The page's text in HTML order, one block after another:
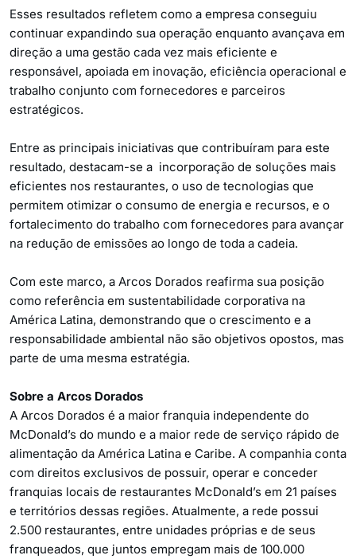
Esses resultados refletem como a empresa conseguiu
continuar expandindo sua operação enquanto avançava em
direção a uma gestão cada vez mais eficiente e
responsável, apoiada em inovação, eficiência operacional e
trabalho conjunto com fornecedores e parceiros
estratégicos.
Entre as principais iniciativas que contribuíram para este
resultado, destacam-se a incorporação de soluções mais
eficientes nos restaurantes, o uso de tecnologias que
permitem otimizar o consumo de energia e recursos, e o
fortalecimento do trabalho com fornecedores para avançar
na redução de emissões ao longo de toda a cadeia.
Com este marco, a Arcos Dorados reafirma sua posição
como referência em sustentabilidade corporativa na
América Latina, demonstrando que o crescimento e a
responsabilidade ambiental não são objetivos opostos, mas
parte de uma mesma estratégia.
Sobre a Arcos Dorados
A Arcos Dorados é a maior franquia independente do
McDonald’s do mundo e a maior rede de serviço rápido de
alimentação da América Latina e Caribe. A companhia conta
com direitos exclusivos de possuir, operar e conceder
franquias locais de restaurantes McDonald’s em 21 países
e territórios dessas regiões. Atualmente, a rede possui
2.500 restaurantes, entre unidades próprias e de seus
franqueados, que juntos empregam mais de 100.000